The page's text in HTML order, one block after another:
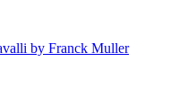
by Franck Muller